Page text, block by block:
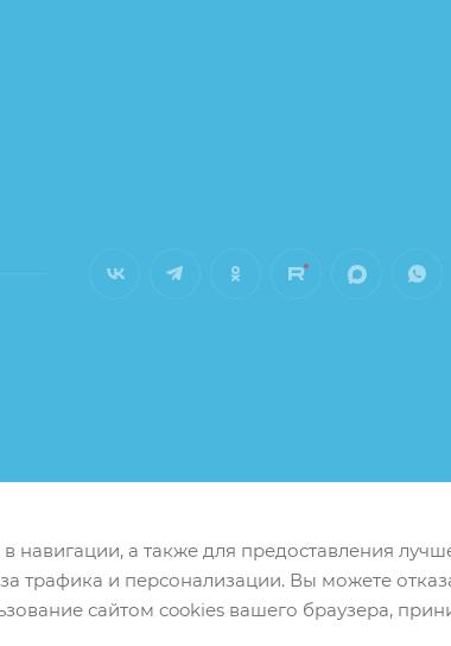
навигации, а также для предоставления
трафика и персонализации. Вы можете
сайтом cookies вашего браузера,